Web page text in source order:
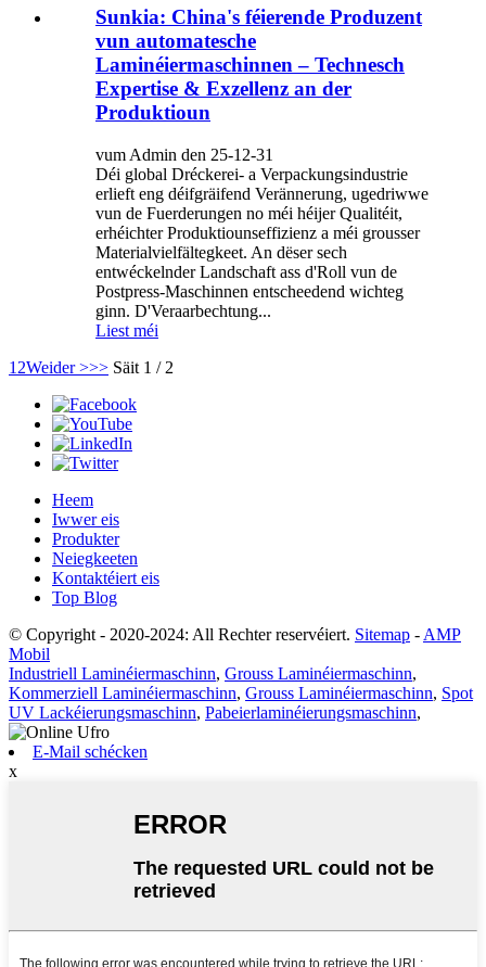
Sunkia: China's féierende Produzent
vun automatesche
Laminéiermaschinnen – Technesch
Expertise & Exzellenz an der
Produktioun
vum Admin den 25-12-31
Déi global Dréckerei- a Verpackungsindustrie
erlieft eng déifgräifend Verännerung, ugedriwwe
vun de Fuerderungen no méi héijer Qualitéit,
erhéichter Produktiounseffizienz a méi grousser
Materialvielfältegkeet. An dëser sech
entwéckelnder Landschaft ass d'Roll vun de
Postpress-Maschinnen entscheedend wichteg
ginn. D'Veraarbechtung...
Liest méi
1 2Weider >>> Säit 1 / 2
Heem
Iwwer eis
Produkter
Neiegkeeten
Kontaktéiert eis
Top Blog
© Copyright - 2020-2024: All Rechter reservéiert. Sitemap - AMP
Mobil
Industriell Laminéiermaschinn, Grouss Laminéiermaschinn,
Kommerziell Laminéiermaschinn, Grouss Laminéiermaschinn, Spot
UV Lackéierungsmaschinn, Pabeierlaminéierungsmaschinn,
E-Mail schécken
x